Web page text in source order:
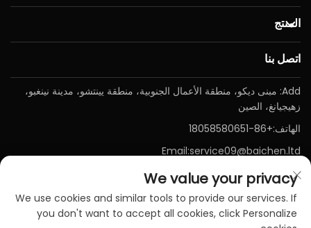
المنتج
اتصل بنا
Add: مبنى ديكو، منطقة الأعمال الجنوبية، منطقة يينتشو، مدينة نينغبو،
زهيجيانغ، الصين
الهاتف:+86-18058580651
Email:service09@baichen.ltd
We value your privacy
We use cookies and similar tools to provide our services. If
you don't want to accept all cookies, click Personalize